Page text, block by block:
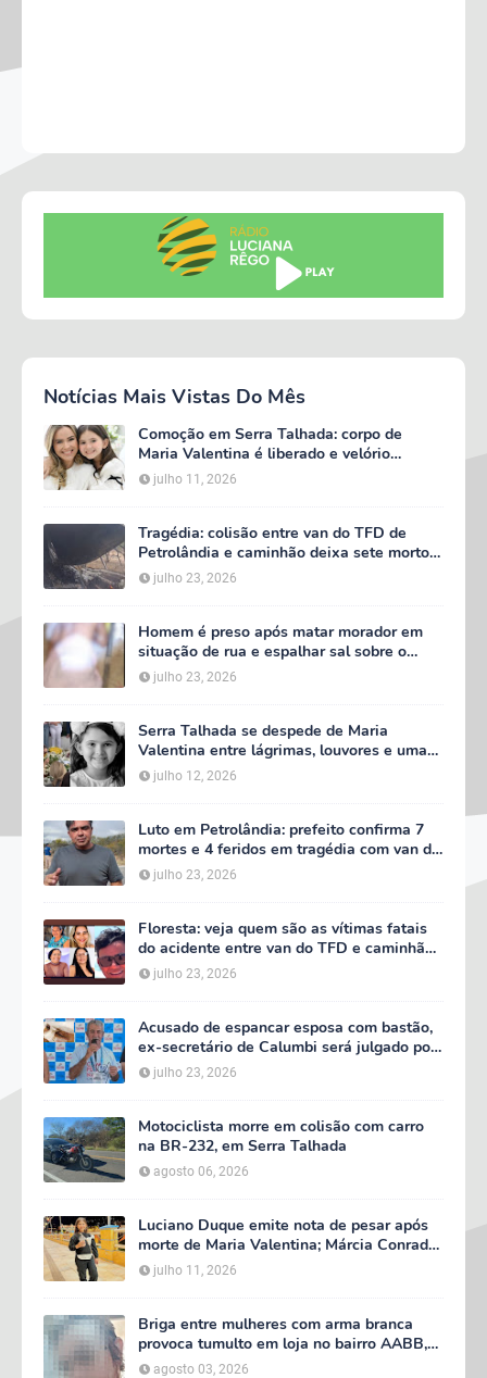
Notícias Mais Vistas Do Mês
Comoção em Serra Talhada: corpo de
Maria Valentina é liberado e velório
começa às 5h deste domingo
julho 11, 2026
Tragédia: colisão entre van do TFD de
Petrolândia e caminhão deixa sete mortos
em Floresta
julho 23, 2026
Homem é preso após matar morador em
situação de rua e espalhar sal sobre o
corpo em Serra Talhada
julho 23, 2026
Serra Talhada se despede de Maria
Valentina entre lágrimas, louvores e uma
multidão que caminhou ao lado da família
julho 12, 2026
Luto em Petrolândia: prefeito confirma 7
mortes e 4 feridos em tragédia com van do
TFD e decreta três dias de luto oficial
julho 23, 2026
Floresta: veja quem são as vítimas fatais
do acidente entre van do TFD e caminhão
na PE-360
julho 23, 2026
Acusado de espancar esposa com bastão,
ex-secretário de Calumbi será julgado por
tentativa de feminicídio
julho 23, 2026
Motociclista morre em colisão com carro
na BR-232, em Serra Talhada
agosto 06, 2026
Luciano Duque emite nota de pesar após
morte de Maria Valentina; Márcia Conrado
decreta luto oficial de três dias em Serra
Talhada
julho 11, 2026
Briga entre mulheres com arma branca
provoca tumulto em loja no bairro AABB,
em Serra Talhada
agosto 03, 2026